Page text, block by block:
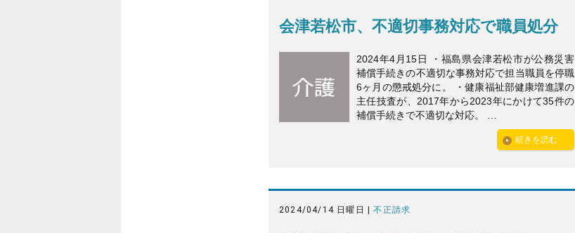
会津若松市、不適切事務対応で職員処分
2024年4月15日 ・福島県会津若松市が公務災害
補償手続きの不適切な事務対応で担当職員を停職
6ヶ月の懲戒処分に。 ・健康福祉部健康増進課の
主任技査が、2017年から2023年にかけて35件の
補償手続きで不適切な対応。 …
続きを読む
2024/04/14 日曜日 |不正請求